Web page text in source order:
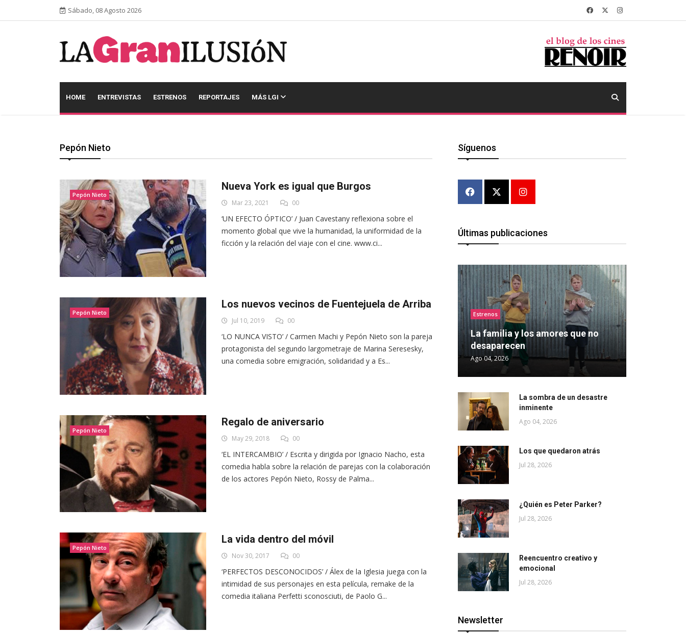
Sábado, 08 Agosto 2026
HOME ENTREVISTAS ESTRENOS REPORTAJES MÁS LGI
Pepón Nieto
Pepón Nieto
Nueva York es igual que Burgos
Mar 23, 2021 00
‘UN EFECTO ÓPTICO’ / Juan Cavestany reflexiona sobre el
momento global que vive la humanidad, la uniformidad de la
ficción y la relación del viaje con el cine. www.ci...
Pepón Nieto
Los nuevos vecinos de Fuentejuela de Arriba
Jul 10, 2019 00
‘LO NUNCA VISTO’ / Carmen Machi y Pepón Nieto son la pareja
protagonista del segundo largometraje de Marina Seresesky,
una comedia sobre emigración, solidaridad y a Es...
Pepón Nieto
Regalo de aniversario
May 29, 2018 00
‘EL INTERCAMBIO’ / Escrita y dirigida por Ignacio Nacho, esta
comedia habla sobre la relación de parejas con la colaboración
de los actores Pepón Nieto, Rossy de Palma...
Pepón Nieto
La vida dentro del móvil
Nov 30, 2017 00
‘PERFECTOS DESCONOCIDOS’ / Álex de la Iglesia juega con la
intimidad de sus personajes en esta película, remake de la
comedia italiana Perfetti sconosciuti, de Paolo G...
Síguenos
Últimas publicaciones
Estrenos
La familia y los amores que no
desaparecen
Ago 04, 2026
La sombra de un desastre
inminente
Ago 04, 2026
Los que quedaron atrás
Jul 28, 2026
¿Quién es Peter Parker?
Jul 28, 2026
Reencuentro creativo y
emocional
Jul 28, 2026
Newsletter